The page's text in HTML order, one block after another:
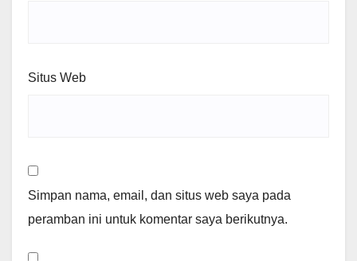
Situs Web
Simpan nama, email, dan situs web saya pada
peramban ini untuk komentar saya berikutnya.